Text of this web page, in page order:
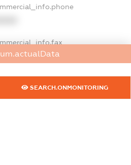
SEARCH.ONMONITORING